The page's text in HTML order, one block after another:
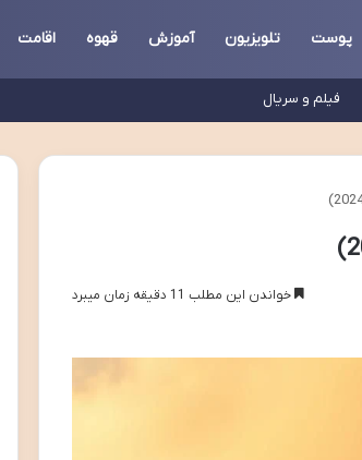
پوست تلویزیون آموزش قهوه اقامت
فیلم و سریال
خواندن این مطلب 11 دقیقه زمان میبرد